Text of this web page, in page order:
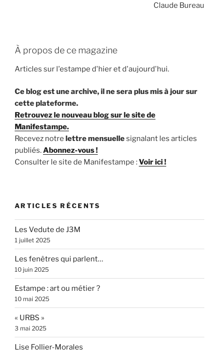
Claude Bureau
À propos de ce magazine
Articles sur l'estampe d'hier et d'aujourd'hui.
Ce blog est une archive, il ne sera plus mis à jour sur
cette plateforme.
Retrouvez le nouveau blog sur le site de
Manifestampe.
Recevez notre lettre mensuellesignalant les articles
publiés.Abonnez-vous !
Consulter le site de Manifestampe :Voir ici !
ARTICLES RÉCENTS
Les Vedute de J3M
1 juillet 2025
Les fenêtres qui parlent…
10 juin 2025
Estampe : art ou métier ?
10 mai 2025
« URBS »
3 mai 2025
Lise Follier-Morales